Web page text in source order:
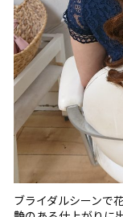
ブライダルシーンで